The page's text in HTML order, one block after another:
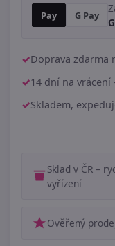
Pay G Pay
Doprava zdarma
14 dní na
Skladem,
Sklad v ČR –
vyřízení
Ověřený